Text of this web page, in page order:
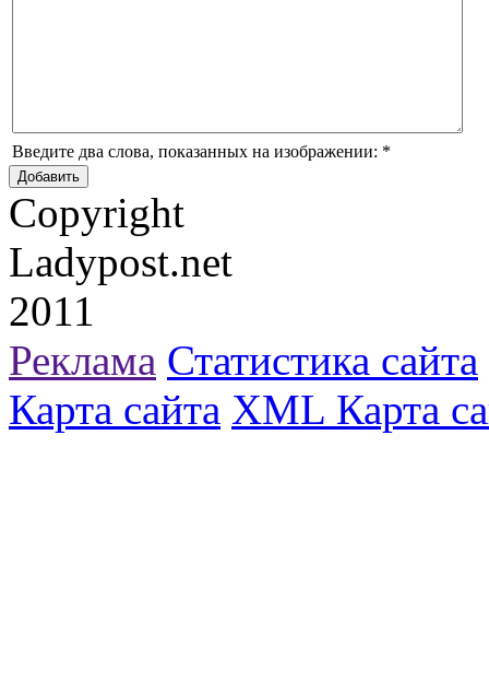
Введите два слова, показанных на изображении: *
Copyright
Ladypost.net
2011
Реклама Статистика сайта
Карта сайта XML Карта